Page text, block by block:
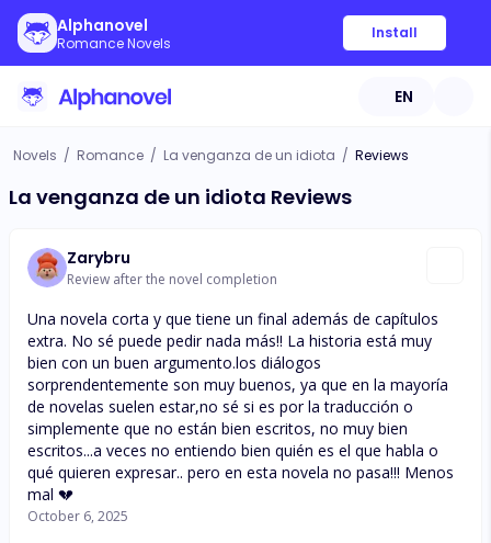
Alphanovel
Romance Novels
Install
EN
Novels / Romance / La venganza de un idiota / Reviews
La venganza de un idiota Reviews
Zarybru
Review after the novel completion
Una novela corta y que tiene un final además de capítulos
extra. No sé puede pedir nada más!! La historia está muy
bien con un buen argumento.los diálogos
sorprendentemente son muy buenos, ya que en la mayoría
de novelas suelen estar,no sé si es por la traducción o
simplemente que no están bien escritos, no muy bien
escritos...a veces no entiendo bien quién es el que habla o
qué quieren expresar.. pero en esta novela no pasa!!! Menos
mal 💔
October 6, 2025